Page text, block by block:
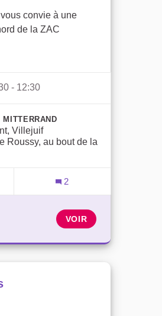
convie à une
de la ZAC
- 12:30
MITTERRAND
Villejuif
Roussy, au bout de la
2
VOIR